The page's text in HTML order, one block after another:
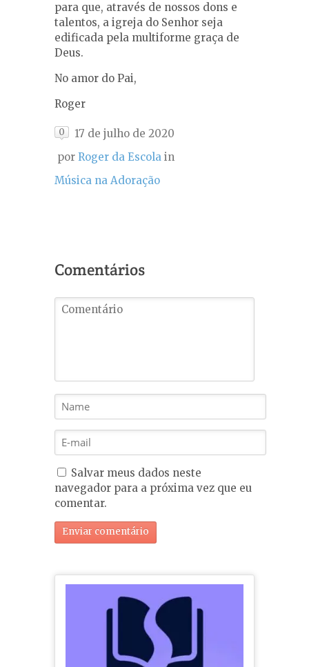
para que, através de nossos dons e
talentos, a igreja do Senhor seja
edificada pela multiforme graça de
Deus.
No amor do Pai,
Roger
0
17 de julho de 2020
por Roger da Escola in
Música na Adoração
Comentários
Salvar meus dados neste
navegador para a próxima vez que eu
comentar.